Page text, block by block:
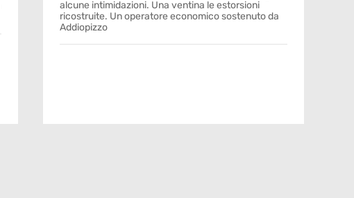
alcune intimidazioni. Una ventina le estorsioni
ricostruite. Un operatore economico sostenuto da
Addiopizzo